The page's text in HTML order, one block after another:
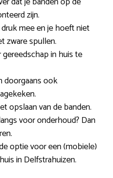
zijn.
mee en je hoeft niet
zware spullen.
in huis te
doorgaans ook
opslaan van de banden.
voor onderhoud? Dan
optie voor een (mobiele)
in Delfstrahuizen.